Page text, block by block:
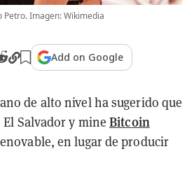
Petro. Imagen: Wikimedia
Add on Google
de alto nivel ha sugerido que
El Salvador y mineBitcoin
en lugar de producir